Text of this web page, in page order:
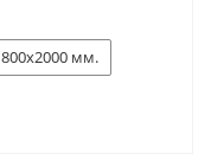
800x2000 мм.